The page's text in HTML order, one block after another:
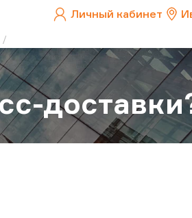
Личный кабинет